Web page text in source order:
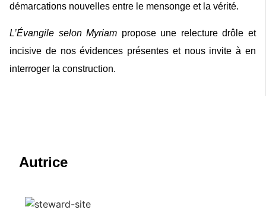
démarcations nouvelles entre le mensonge et la vérité.
L’Évangile selon Myriam propose une relecture drôle et
incisive de nos évidences présentes et nous invite à en
interroger la construction.
Autrice